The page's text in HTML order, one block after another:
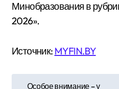
Минобразования в
2026».
Источник: MYFIN.BY
Особое внимание – у